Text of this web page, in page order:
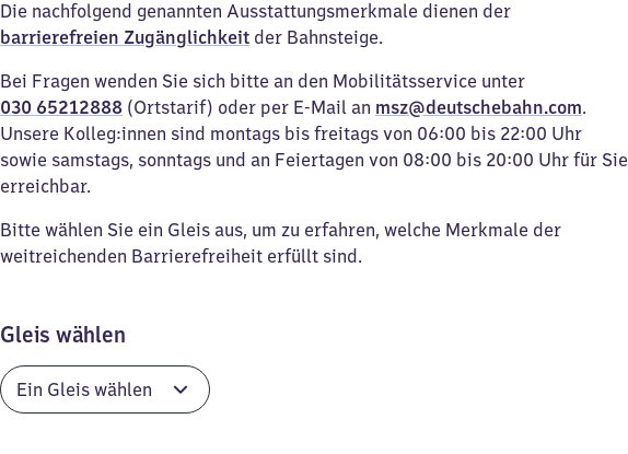
Die nachfolgend genannten Ausstattungsmerkmale dienen der
barrierefreien Zugänglichkeit der Bahnsteige.
Bei Fragen wenden Sie sich bitte an den Mobilitätsservice unter
030 65212888 (Ortstarif) oder per E-Mail an msz@deutschebahn.com.
Unsere Kolleg:innen sind montags bis freitags von 06:00 bis 22:00 Uhr
sowie samstags, sonntags und an Feiertagen von 08:00 bis 20:00 Uhr für Sie
erreichbar.
Bitte wählen Sie ein Gleis aus, um zu erfahren, welche Merkmale der
weitreichenden Barrierefreiheit erfüllt sind.
Gleis wählen